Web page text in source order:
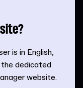
Frauen-
is in English,
dedicated
website.